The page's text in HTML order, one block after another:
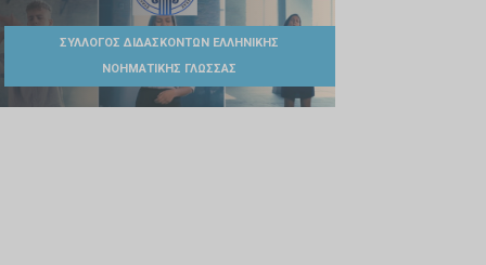
ΣΥΛΛΟΓΟΣ ΔΙΔΑΣΚΟΝΤΩΝ ΕΛΛΗΝΙΚΗΣ
ΝΟΗΜΑΤΙΚΗΣ ΓΛΩΣΣΑΣ